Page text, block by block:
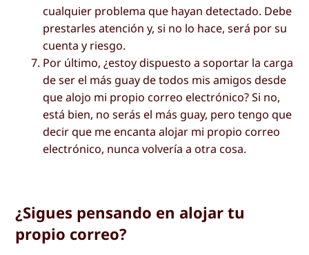
cualquier problema que hayan detectado. Debe
prestarles atención y, si no lo hace, será por su
cuenta y riesgo.
Por último, ¿estoy dispuesto a soportar la carga
de ser el más guay de todos mis amigos desde
que alojo mi propio correo electrónico? Si no,
está bien, no serás el más guay, pero tengo que
decir que me encanta alojar mi propio correo
electrónico, nunca volvería a otra cosa.
¿Sigues pensando en alojar tu
propio correo?